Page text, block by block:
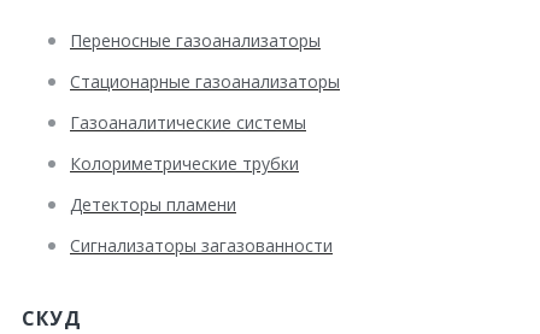
Переносные газоанализаторы
Стационарные газоанализаторы
Газоаналитические системы
Колориметрические трубки
Детекторы пламени
Сигнализаторы загазованности
СКУД